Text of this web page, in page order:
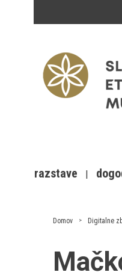
razstave
Domov Digitalne